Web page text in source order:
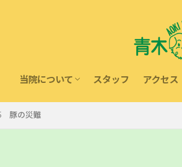
当院について スタッフ アクセス
豚の災難